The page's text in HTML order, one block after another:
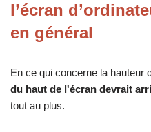
l’écran
en général
En ce qui concerne la hauteur
du haut de l'écran devrait
tout au plus.